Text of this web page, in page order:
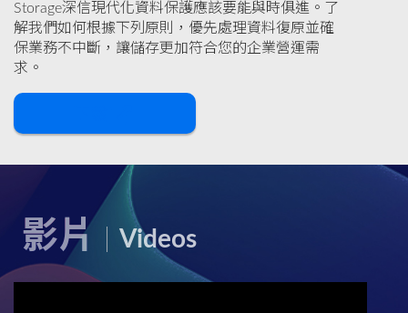
Storage深信現代化資料保護應該要能與時俱進。了
解我們如何根據下列原則，優先處理資料復原並確
保業務不中斷，讓儲存更加符合您的企業營運需
求。
影片 Videos